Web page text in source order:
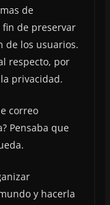
de
de preservar
de los usuarios.
respecto, por
privacidad.
correo
Pensaba que
y hacerla